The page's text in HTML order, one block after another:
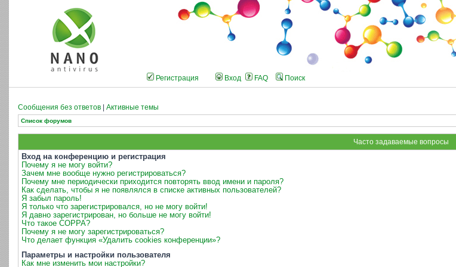
Регистрация Вход FAQ Поиск
Сообщения без ответов Активные темы
Список форумов
Часто задаваемые вопросы
Вход на конференцию и регистрация
Почему я не могу войти?
Зачем мне вообще нужно регистрироваться?
Почему мне периодически приходится повторять ввод имени и пароля?
Как сделать, чтобы я не появлялся в списке активных пользователей?
Я забыл пароль!
Я только что зарегистрировался, но не могу войти!
Я давно зарегистрирован, но больше не могу войти!
Что такое COPPA?
Почему я не могу зарегистрироваться?
Что делает функция «Удалить cookies конференции»?
Параметры и настройки пользователя
Как мне изменить мои настройки?